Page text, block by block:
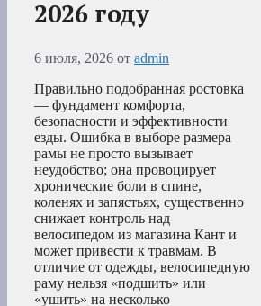
2026 году
6 июля, 2026 от admin
Правильно подобранная ростовка
— фундамент комфорта,
безопасности и эффективности
езды. Ошибка в выборе размера
рамы не просто вызывает
неудобство; она провоцирует
хронические боли в спине,
коленях и запястьях, существенно
снижает контроль над
велосипедом из магазина Кант и
может привести к травмам. В
отличие от одежды, велосипедную
раму нельзя «подшить» или
«ушить» на несколько